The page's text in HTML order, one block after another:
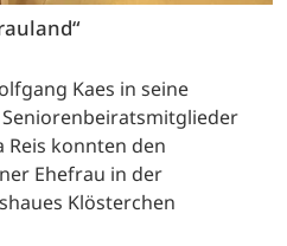
Kaes in seine
Reis konnten den
Ehefrau in der
Klösterchen